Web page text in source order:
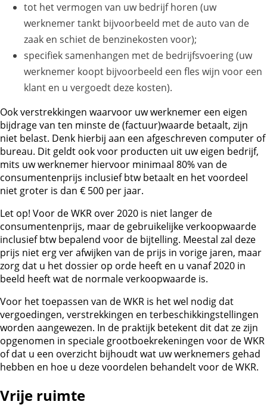
tot het vermogen van uw bedrijf horen (uw
werknemer tankt bijvoorbeeld met de auto van de
zaak en schiet de benzinekosten voor);
specifiek samenhangen met de bedrijfsvoering (uw
werknemer koopt bijvoorbeeld een fles wijn voor een
klant en u vergoedt deze kosten).
Ook verstrekkingen waarvoor uw werknemer een eigen
bijdrage van ten minste de (factuur)waarde betaalt, zijn
niet belast. Denk hierbij aan een afgeschreven computer of
bureau. Dit geldt ook voor producten uit uw eigen bedrijf,
mits uw werknemer hiervoor minimaal 80% van de
consumentenprijs inclusief btw betaalt en het voordeel
niet groter is dan € 500 per jaar.
Let op! Voor de WKR over 2020 is niet langer de
consumentenprijs, maar de gebruikelijke verkoopwaarde
inclusief btw bepalend voor de bijtelling. Meestal zal deze
prijs niet erg ver afwijken van de prijs in vorige jaren, maar
zorg dat u het dossier op orde heeft en u vanaf 2020 in
beeld heeft wat de normale verkoopwaarde is.
Voor het toepassen van de WKR is het wel nodig dat
vergoedingen, verstrekkingen en terbeschikkingstellingen
worden aangewezen. In de praktijk betekent dit dat ze zijn
opgenomen in speciale grootboekrekeningen voor de WKR
of dat u een overzicht bijhoudt wat uw werknemers gehad
hebben en hoe u deze voordelen behandelt voor de WKR.
Vrije ruimte